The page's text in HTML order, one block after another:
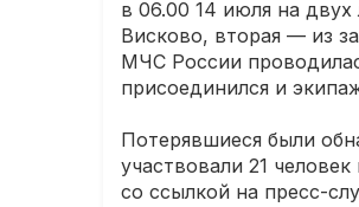
в 06.00 14 июля на
Висково, вторая — из
МЧС России
присоединился и
Потерявшиеся были
участвовали 21
со ссылкой на пресс-